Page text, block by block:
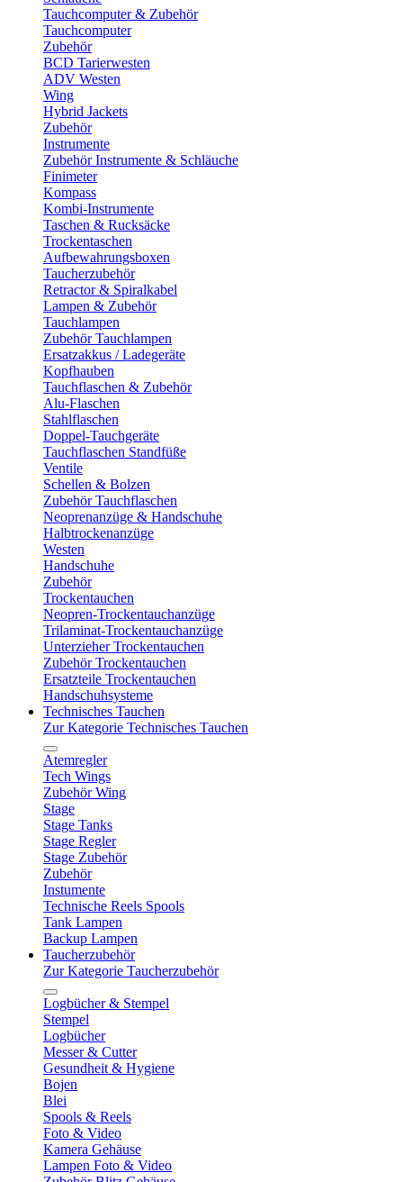
Tauchcomputer & Zubehör
Tauchcomputer
Zubehör
BCD Tarierwesten
ADV Westen
Wing
Hybrid Jackets
Zubehör
Instrumente
Zubehör Instrumente & Schläuche
Finimeter
Kompass
Kombi-Instrumente
Taschen & Rucksäcke
Trockentaschen
Aufbewahrungsboxen
Taucherzubehör
Retractor & Spiralkabel
Lampen & Zubehör
Tauchlampen
Zubehör Tauchlampen
Ersatzakkus / Ladegeräte
Kopfhauben
Tauchflaschen & Zubehör
Alu-Flaschen
Stahlflaschen
Doppel-Tauchgeräte
Tauchflaschen Standfüße
Ventile
Schellen & Bolzen
Zubehör Tauchflaschen
Neoprenanzüge & Handschuhe
Halbtrockenanzüge
Westen
Handschuhe
Zubehör
Trockentauchen
Neopren-Trockentauchanzüge
Trilaminat-Trockentauchanzüge
Unterzieher Trockentauchen
Zubehör Trockentauchen
Ersatzteile Trockentauchen
Handschuhsysteme
Technisches Tauchen
Zur Kategorie Technisches Tauchen
Atemregler
Tech Wings
Zubehör Wing
Stage
Stage Tanks
Stage Regler
Stage Zubehör
Zubehör
Instumente
Technische Reels Spools
Tank Lampen
Backup Lampen
Taucherzubehör
Zur Kategorie Taucherzubehör
Logbücher & Stempel
Stempel
Logbücher
Messer & Cutter
Gesundheit & Hygiene
Bojen
Blei
Spools & Reels
Foto & Video
Kamera Gehäuse
Lampen Foto & Video